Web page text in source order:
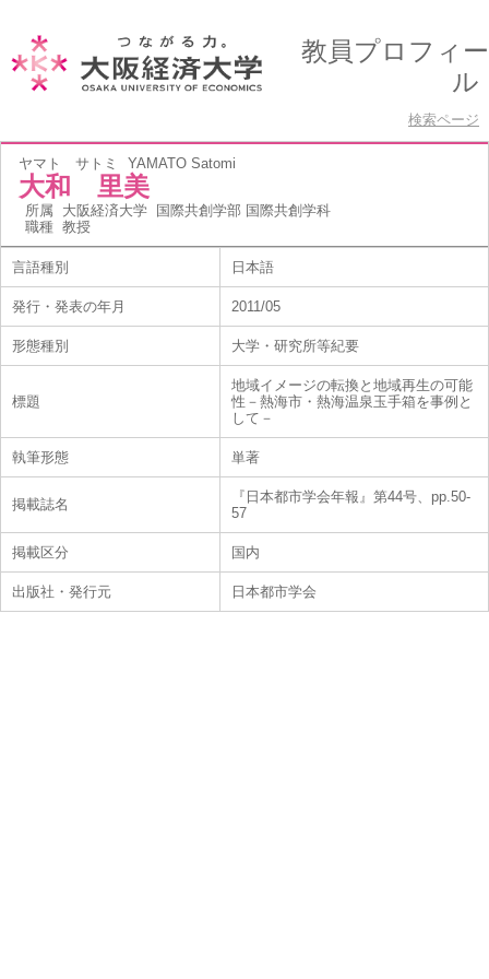
教員プロフィー
ル
検索ページ
ヤマト サトミ YAMATO Satomi
大和 里美
所属 大阪経済大学 国際共創学部 国際共創学科
職種 教授
言語種別 日本語
発行・発表の年月 2011/05
形態種別 大学・研究所等紀要
標題
地域イメージの転換と地域再生の可能
性－熱海市・熱海温泉玉手箱を事例と
して－
執筆形態 単著
掲載誌名
『日本都市学会年報』第44号、pp.50-
57
掲載区分 国内
出版社・発行元 日本都市学会